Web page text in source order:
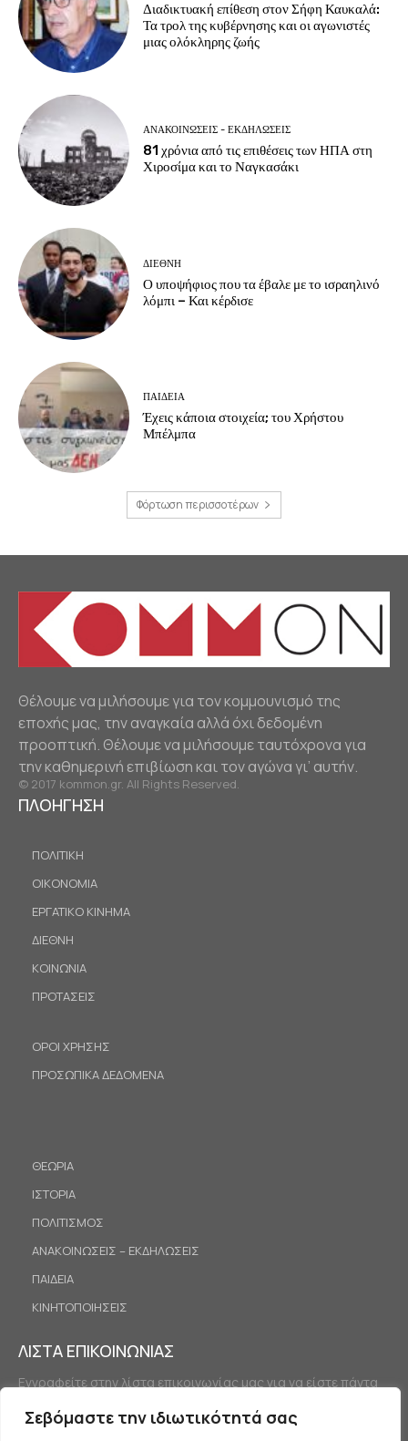
Σεβόμαστε την ιδιωτικότητά σας
Διαδικτυακή επίθεση στον Σήφη Καυκαλά:
Τα τρολ της κυβέρνησης και οι αγωνιστές
μιας ολόκληρης ζωής
ΑΝΑΚΟΙΝΩΣΕΙΣ - ΕΚΔΗΛΩΣΕΙΣ
81 χρόνια από τις επιθέσεις των ΗΠΑ στη
Χιροσίμα και το Ναγκασάκι
ΔΙΕΘΝΗ
Ο υποψήφιος που τα έβαλε με το ισραηλινό
λόμπι – Και κέρδισε
ΠΑΙΔΕΙΑ
Έχεις κάποια στοιχεία; του Χρήστου
Μπέλμπα
Φόρτωση περισσοτέρων
Θέλουμε να μιλήσουμε για τον κομμουνισμό της
εποχής μας, την αναγκαία αλλά όχι δεδομένη
προοπτική. Θέλουμε να μιλήσουμε ταυτόχρονα για
την καθημερινή επιβίωση και τον αγώνα γι’ αυτήν.
© 2017 kommon.gr. All Rights Reserved.
ΠΛΟΗΓΗΣΗ
ΠΟΛΙΤΙΚΗ
ΟΙΚΟΝΟΜΙΑ
ΕΡΓΑΤΙΚΟ ΚΙΝΗΜΑ
ΔΙΕΘΝΗ
ΚΟΙΝΩΝΙΑ
ΠΡΟΤΑΣΕΙΣ
ΟΡΟΙ ΧΡΗΣΗΣ
ΠΡΟΣΩΠΙΚΑ ΔΕΔΟΜΕΝΑ
ΘΕΩΡΙΑ
ΙΣΤΟΡΙΑ
ΠΟΛΙΤΙΣΜΟΣ
ΑΝΑΚΟΙΝΩΣΕΙΣ – ΕΚΔΗΛΩΣΕΙΣ
ΠΑΙΔΕΙΑ
ΚΙΝΗΤΟΠΟΙΗΣΕΙΣ
ΛΙΣΤΑ ΕΠΙΚΟΙΝΩΝΙΑΣ
Εγγραφείτε στην λίστα επικοινωνίας μας για να είστε πάντα